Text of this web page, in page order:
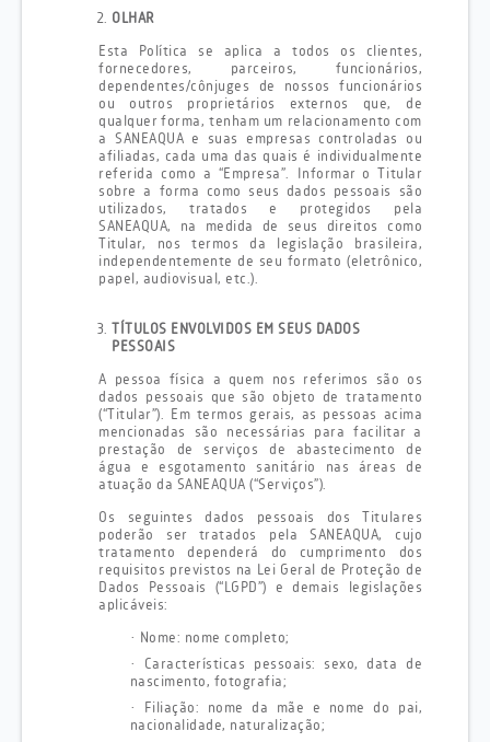
OLHAR
Esta Política se aplica a todos os clientes,
fornecedores, parceiros, funcionários,
dependentes/cônjuges de nossos funcionários
ou outros proprietários externos que, de
qualquer forma, tenham um relacionamento com
a SANEAQUA e suas empresas controladas ou
afiliadas, cada uma das quais é individualmente
referida como a “Empresa”. Informar o Titular
sobre a forma como seus dados pessoais são
utilizados, tratados e protegidos pela
SANEAQUA, na medida de seus direitos como
Titular, nos termos da legislação brasileira,
independentemente de seu formato (eletrônico,
papel, audiovisual, etc.).
TÍTULOS ENVOLVIDOS EM SEUS DADOS
PESSOAIS
A pessoa física a quem nos referimos são os
dados pessoais que são objeto de tratamento
(“Titular”). Em termos gerais, as pessoas acima
mencionadas são necessárias para facilitar a
prestação de serviços de abastecimento de
água e esgotamento sanitário nas áreas de
atuação da SANEAQUA (“Serviços”).
Os seguintes dados pessoais dos Titulares
poderão ser tratados pela SANEAQUA, cujo
tratamento dependerá do cumprimento dos
requisitos previstos na Lei Geral de Proteção de
Dados Pessoais (“LGPD”) e demais legislações
aplicáveis:
· Nome: nome completo;
·
Características pessoais: sexo, data de
nascimento, fotografia;
·
Filiação: nome da mãe e nome do pai,
nacionalidade, naturalização;